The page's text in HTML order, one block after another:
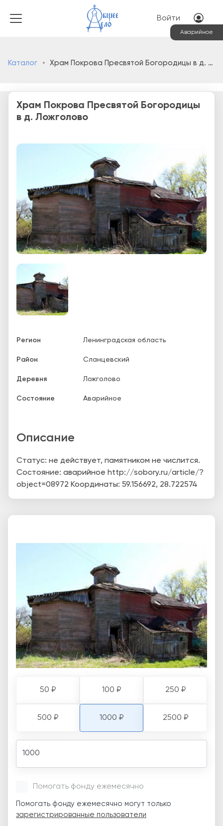
Меню
Войти
Каталог Храм Покрова Пресвятой Богородицы в д. Ложголово
Аварийное
Храм Покрова Пресвятой Богородицы
в д. Ложголово
Регион Ленинградская область
Район Сланцевский
Деревня Ложголово
Состояние Аварийное
Описание
Статус: не действует, памятником не числится.
Состояние: аварийное http://sobory.ru/article/?
object=08972 Координаты: 59.156692, 28.722574
50 ₽ 100 ₽ 250 ₽
500 ₽ 1000 ₽ 2500 ₽
Помогать фонду ежемесячно
Помогать фонду ежемесячно могут только
зарегистрированные пользователи